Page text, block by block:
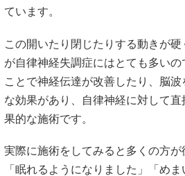
ています。
この開いたり閉じたりする動きが
が自律神経失調症にはとても多い
ことで神経伝達が改善したり、脳
な効果があり、自律神経に対して
果的な施術です。
実際に施術をしてみると多くの方が
「眠れるようになりました」「めま